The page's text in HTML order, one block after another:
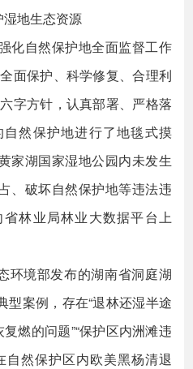
地生态资源
自然保护地全面监督工作
面保护、科学修复、合理利
字方针，认真部署、严格落
然保护地进行了地毯式摸
家湖国家湿地公园内未发生
、破坏自然保护地等违法违
林业局林业大数据平台上
境部发布的湖南省洞庭湖
型案例，存在“退林还湿半途
燃的问题”“保护区内洲滩违
自然保护区内欧美黑杨清退